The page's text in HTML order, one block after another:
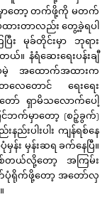
မှာတော့ တက်ဖို့ကို မတက်
ထားတာလည်း တွေ့ခဲ့ရပါ
း မုခ်တိုင်းမှာ ဘုရား
နံရံဆေးရေးပန်းချီ
အထောက်အထားက
ေတောင် ရေးရေး
ော် ရှာမိသလောက်ပေါ့
ဘက်မှာတော့ (စဉ့်ခွက်)
ည်းပါးပါး ကျန်ရစ်နေ
န်း မှန်းဆရ ခက်နေပြီ။
စ်တယ်လို့တော့ အကြမ်း
တ်ပုံရိုက်ဖို့တော့ အတော်လှ